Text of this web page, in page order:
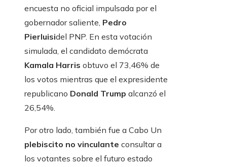
encuesta no oficial impulsada por el
gobernador saliente, Pedro
Pierluisidel PNP. En esta votación
simulada, el candidato demócrata
Kamala Harris obtuvo el 73,46% de
los votos mientras que el expresidente
republicano Donald Trump alcanzó el
26,54%.
Por otro lado, también fue a Cabo Un
plebiscito no vinculante consultar a
los votantes sobre el futuro estado